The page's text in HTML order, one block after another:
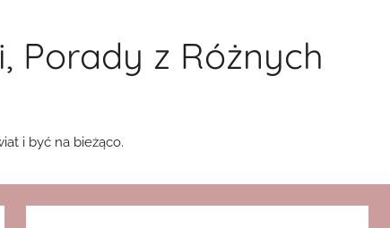
Porady z Różnych
i być na bieżąco.